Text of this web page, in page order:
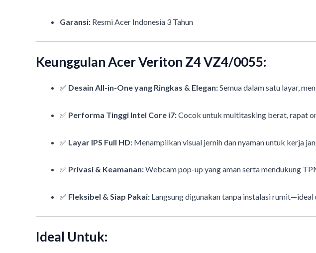
Garansi: Resmi Acer Indonesia 3 Tahun
Keunggulan Acer Veriton Z4 VZ4/0055:
✅ Desain All-in-One yang Ringkas & Elegan:Semua dalam satu layar,
✅ Performa Tinggi Intel Core i7:Cocok untuk multitasking berat, rapat
✅ Layar IPS Full HD: Menampilkan visual jernih dan nyaman untuk kerja
✅ Privasi & Keamanan:Webcam pop-up yang aman serta mendukung
✅ Fleksibel & Siap Pakai: Langsung digunakan tanpa instalasi
Ideal Untuk: